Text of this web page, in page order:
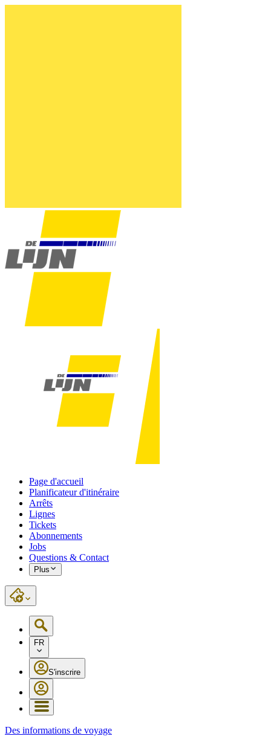
Page d'accueil
Planificateur d'itinéraire
Arrêts
Lignes
Tickets
Abonnements
Jobs
Questions & Contact
Plus
FR
S'inscrire
Des informations de voyage